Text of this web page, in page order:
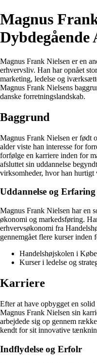
Magnus
Dybdegående
Magnus Frank Nielsen er en
erhvervsliv. Han har opnået
marketing, ledelse og
Magnus Frank Nielsens
danske forretningslandskab.
Baggrund
Magnus Frank Nielsen er født
alder viste han interesse for
forfølge en karriere inden for
afsluttet sin uddannelse
virksomheder, hvor han hurtigt
Uddannelse og Erfaring
Magnus Frank Nielsen har en
økonomi og markedsføring.
erhvervsøkonomi fra
gennemgået flere kurser inden
Handelshøjskolen i
Kurser i ledelse og
Karriere
Efter at have opbygget en
Magnus Frank Nielsen sin
arbejdede sig op gennem
kendt for sit innovative
Indflydelse og Erfolr